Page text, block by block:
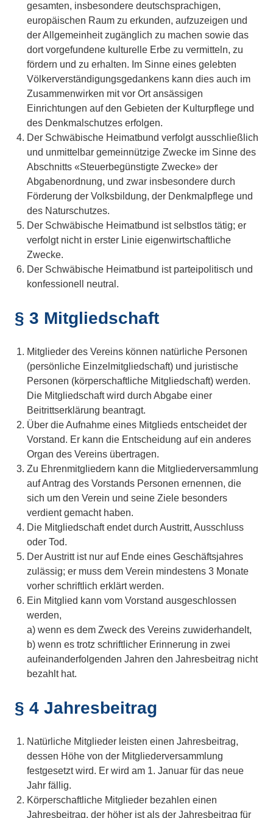
gesamten, insbesondere deutschsprachigen,
europäischen Raum zu erkunden, aufzuzeigen und
der Allgemeinheit zugänglich zu machen sowie das
dort vorgefundene kulturelle Erbe zu vermitteln, zu
fördern und zu erhalten. Im Sinne eines gelebten
Völkerverständigungsgedankens kann dies auch im
Zusammenwirken mit vor Ort ansässigen
Einrichtungen auf den Gebieten der Kulturpflege und
des Denkmalschutzes erfolgen.
Der Schwäbische Heimatbund verfolgt ausschließlich
und unmittelbar gemeinnützige Zwecke im Sinne des
Abschnitts «Steuerbegünstigte Zwecke» der
Abgabenordnung, und zwar insbesondere durch
Förderung der Volksbildung, der Denkmalpflege und
des Naturschutzes.
Der Schwäbische Heimatbund ist selbstlos tätig; er
verfolgt nicht in erster Linie eigenwirtschaftliche
Zwecke.
Der Schwäbische Heimatbund ist parteipolitisch und
konfessionell neutral.
§ 3 Mitgliedschaft
Mitglieder des Vereins können natürliche Personen
(persönliche Einzelmitgliedschaft) und juristische
Personen (körperschaftliche Mitgliedschaft) werden.
Die Mitgliedschaft wird durch Abgabe einer
Beitrittserklärung beantragt.
Über die Aufnahme eines Mitglieds entscheidet der
Vorstand. Er kann die Entscheidung auf ein anderes
Organ des Vereins übertragen.
Zu Ehrenmitgliedern kann die Mitgliederversammlung
auf Antrag des Vorstands Personen ernennen, die
sich um den Verein und seine Ziele besonders
verdient gemacht haben.
Die Mitgliedschaft endet durch Austritt, Ausschluss
oder Tod.
Der Austritt ist nur auf Ende eines Geschäftsjahres
zulässig; er muss dem Verein mindestens 3 Monate
vorher schriftlich erklärt werden.
Ein Mitglied kann vom Vorstand ausgeschlossen
werden,
a) wenn es dem Zweck des Vereins zuwiderhandelt,
b) wenn es trotz schriftlicher Erinnerung in zwei
aufeinanderfolgenden Jahren den Jahresbeitrag nicht
bezahlt hat.
§ 4 Jahresbeitrag
Natürliche Mitglieder leisten einen Jahresbeitrag,
dessen Höhe von der Mitgliederversammlung
festgesetzt wird. Er wird am 1. Januar für das neue
Jahr fällig.
Körperschaftliche Mitglieder bezahlen einen
Jahresbeitrag, der höher ist als der Jahresbeitrag für